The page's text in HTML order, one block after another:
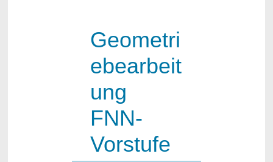
Geometri
ebearbeit
ung
FNN-
Vorstufe